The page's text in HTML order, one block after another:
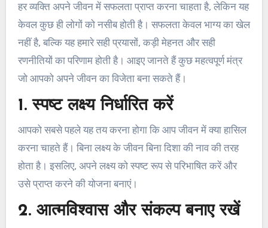
हर व्यक्ति अपने जीवन में सफलता प्राप्त करना चाहता है, लेकिन यह
केवल कुछ ही लोगों को नसीब होती है। सफलता केवल भाग्य का खेल
नहीं है, बल्कि यह हमारे सही प्रयासों, कड़ी मेहनत और सही
रणनीतियों का परिणाम होती है। आइए जानते हैं कुछ महत्वपूर्ण मंत्र
जो आपको अपने जीवन का विजेता बना सकते हैं।
1. स्पष्ट लक्ष्य निर्धारित करें
आपको सबसे पहले यह तय करना होगा कि आप जीवन में क्या हासिल
करना चाहते हैं। बिना लक्ष्य के जीवन बिना दिशा की नाव की तरह
होता है। इसलिए, अपने लक्ष्य को स्पष्ट रूप से परिभाषित करें और
उसे प्राप्त करने की योजना बनाएं।
2. आत्मविश्वास और संकल्प बनाए रखें